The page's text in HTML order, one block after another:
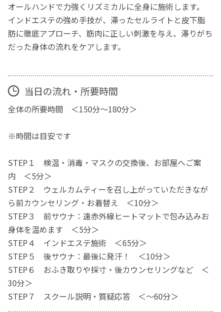
オールハンドで力強くリズミカルに全身に施術します。
インドエステの強め手技が、滞ったセルライトと皮下脂
肪に徹底アプローチ、筋肉に正しい刺激を与え、滞りがち
だった身体の流れをケアします。
当日の流れ・所要時間
全体の所要時間 ＜150分〜180分＞
※時間は目安です
STEP１ 検温・消毒・マスクの交換後、お部屋へご案
内 ＜5分＞
STEP２ ウェルカムティーを召し上がっていただきなが
ら前カウンセリング・お着替え ＜10分＞
STEP３ 前サウナ：遠赤外線ヒートマットで包み込みお
身体を温めます ＜5分＞
STEP４ インドエステ施術 ＜65分＞
STEP５ 後サウナ：最後に発汗！ ＜10分＞
STEP６ おふき取りや採寸・後カウンセリングなど ＜
30分＞
STEP７ スクール説明・質疑応答 ＜〜60分＞